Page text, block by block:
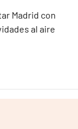
Madrid con
al aire